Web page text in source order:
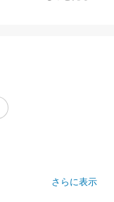
さらに表示